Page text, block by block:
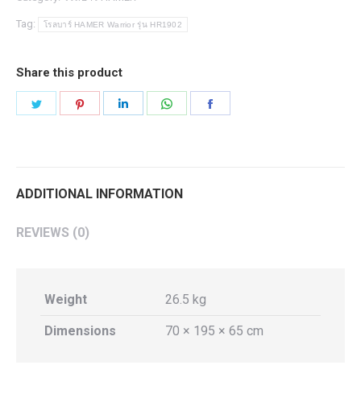
HR1902
Tag: โรลบาร์ HAMER Warrior รุ่น HR1902
Share this product
ADDITIONAL INFORMATION
REVIEWS (0)
Weight 26.5 kg
Dimensions 70 × 195 × 65 cm